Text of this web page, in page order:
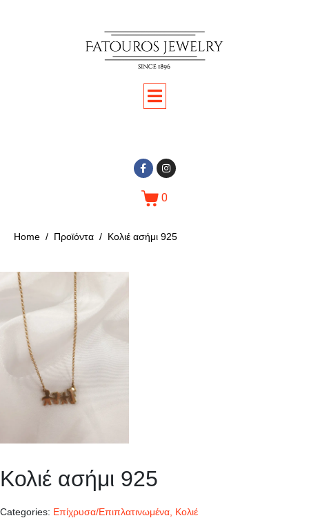
0
Home Προϊόντα Κολιέ ασήμι 925
Κολιέ ασήμι 925
Categories: Επίχρυσα/Επιπλατινωμένα Κολιέ